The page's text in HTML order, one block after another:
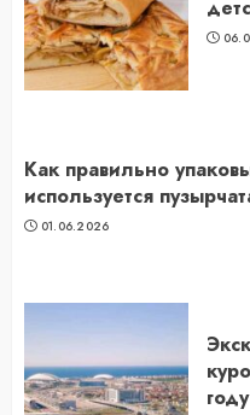
Как правильно
используется
01.06.2026
году